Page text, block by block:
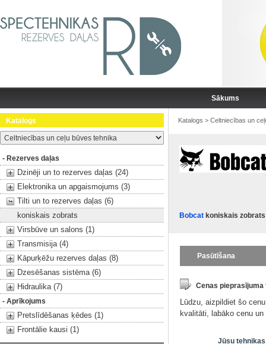
Sākums
Katalogs
- Rezerves daļas
Dzinēji un to rezerves daļas (24)
Elektronika un apgaismojums (3)
Tilti un to rezerves daļas (6)
koniskais zobrats
Virsbūve un salons (1)
Transmisija (4)
Kāpurķēžu rezerves daļas (8)
Dzesēšanas sistēma (6)
Hidraulika (7)
- Aprīkojums
Pretslīdēšanas ķēdes (1)
Frontālie kausi (1)
Katalogs > Celtniecības un
Bobcat koniskais zobrats
Pasūtīšana
Cenas pieprasījuma
Lūdzu, aizpildiet šo
kvalitāti, labāko cenu
Jūsu